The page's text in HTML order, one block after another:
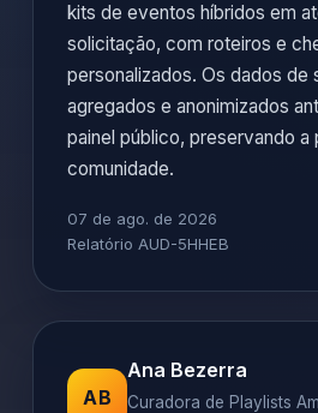
kits de eventos híbridos em
solicitação, com roteiros e
personalizados. Os dados de
agregados e anonimizados
painel público, preservando a
comunidade.
07 de ago. de 2026
Relatório AUD-5HHEB
AB
Ana Bezerra
Curadora de Playlists